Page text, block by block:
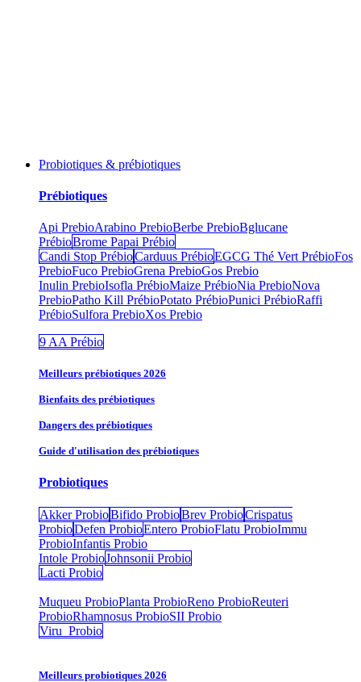
Probiotiques & prébiotiques
Prébiotiques
Api PrebioArabino PrebioBerbe PrebioBglucane
PrébioBrome Papai Prébio
Candi Stop PrébioCarduus PrébioEGCG Thé Vert PrébioFos
PrebioFuco PrebioGrena PrebioGos Prebio
Inulin PrebioIsofla PrébioMaize PrébioNia PrebioNova
PrebioPatho Kill PrébioPotato PrébioPunici PrébioRaffi
PrébioSulfora PrebioXos Prebio
9 AA Prébio
Meilleurs prébiotiques 2026
Bienfaits des prébiotiques
Dangers des prébiotiques
Guide d'utilisation des prébiotiques
Probiotiques
Akker ProbioBifido ProbioBrev ProbioCrispatus
ProbioDefen ProbioEntero Probio​Flatu Probio​Immu
ProbioInfantis Probio
Intole ProbioJohnsonii Probio
Lacti Probio
Muqueu ProbioPlanta ProbioReno ProbioReuteri
ProbioRhamnosus ProbioSII Probio
Viru Probio
Meilleurs probiotiques 2026